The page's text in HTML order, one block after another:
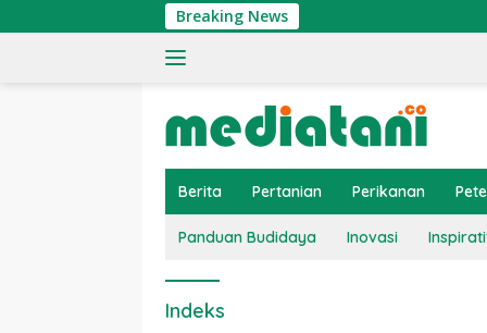
ke
Breaking News
Berita Pertanian Perikanan
Panduan Budidaya Inovasi
Indeks